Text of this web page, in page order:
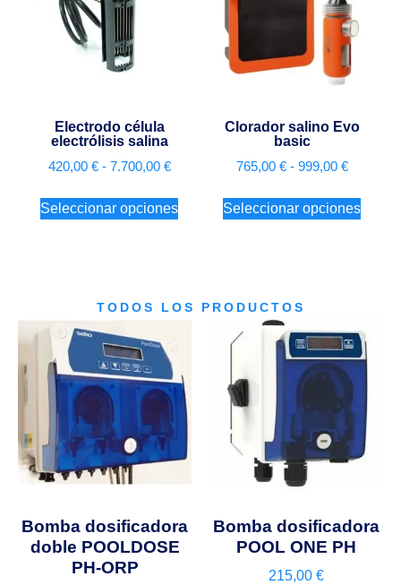
Electrodo célula
electrólisis salina
420,00 € - 7.700,00 €
Seleccionar opciones
Clorador salino Evo
basic
765,00 € - 999,00 €
Seleccionar opciones
TODOS LOS PRODUCTOS
Bomba dosificadora
doble POOLDOSE
PH-ORP
Bomba dosificadora
POOL ONE PH
215,00 €